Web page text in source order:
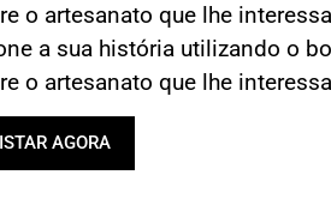
o artesanato que lhe interessa
a sua história utilizando o
o artesanato que lhe interessa
AGORA